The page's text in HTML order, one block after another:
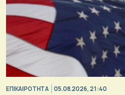
ΕΠΙΚΑΙΡΟΤΗΤΑ 05.08.2026, 21:40